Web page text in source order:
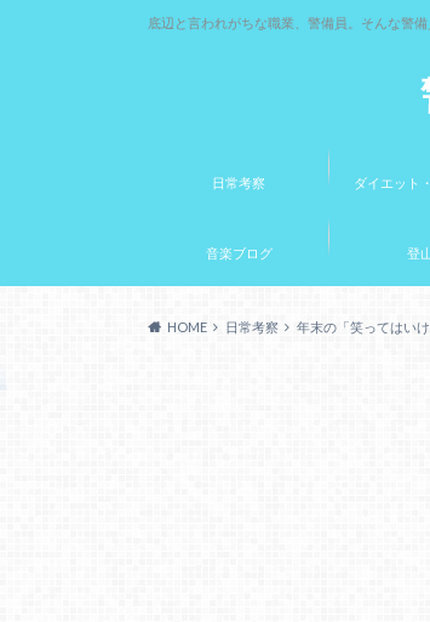
底辺と言われがちな職業、警備員。そんな警
日常考察 ダイエット
音楽ブログ 登
HOME 日常考察 年末の「笑ってはい